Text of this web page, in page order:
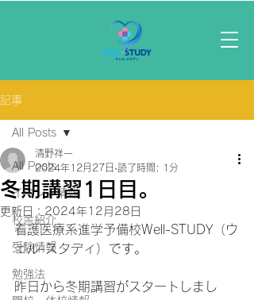
記事
All Posts
イベント情報
校舎紹介
受験情報
勉強法
All Posts
冬期講習1日目。
清野祥一
2024年12月27日 読了時間: 1分
更新日： 2024年12月28日
看護医療系進学予備校Well-STUDY（ウ
ェル-スタディ）です。
昨日から冬期講習がスタートしまし